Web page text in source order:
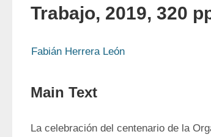
Trabajo, 2019, 320
Fabián Herrera León
Main Text
La celebración del centenario de la